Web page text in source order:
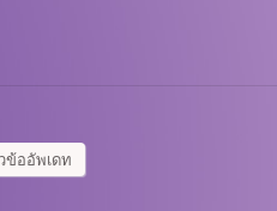
ข้ออัพเดท